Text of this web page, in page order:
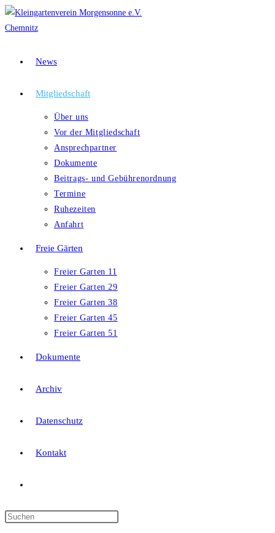
Zum
Inhalt
News
Mitgliedschaft
Über uns
Vor der Mitgliedschaft
Ansprechpartner
Dokumente
Beitrags- und Gebührenordnung
Termine
Ruhezeiten
Anfahrt
Freie Gärten
Freier Garten 11
Freier Garten 29
Freier Garten 38
Freier Garten 45
Freier Garten 51
Dokumente
Archiv
Datenschutz
Kontakt